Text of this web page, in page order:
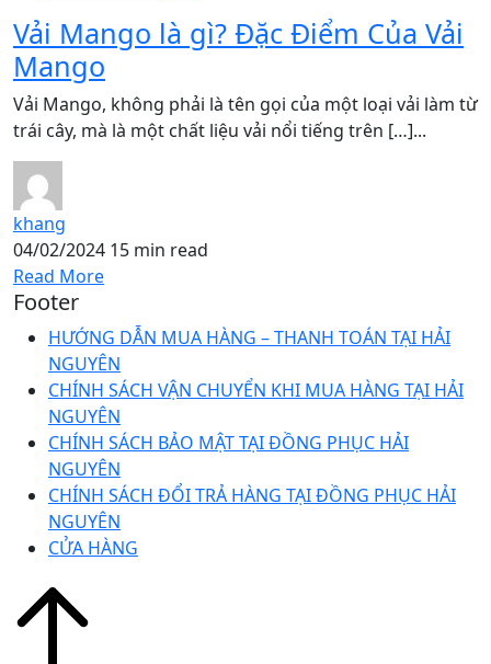
Vải Mango là gì? Đặc Điểm Của Vải
Mango
Vải Mango, không phải là tên gọi của một loại vải làm từ
trái cây, mà là một chất liệu vải nổi tiếng trên […]...
khang
04/02/2024 15 min read
Read More
Footer
HƯỚNG DẪN MUA HÀNG – THANH TOÁN TẠI HẢI
NGUYÊN
CHÍNH SÁCH VẬN CHUYỂN KHI MUA HÀNG TẠI HẢI
NGUYÊN
CHÍNH SÁCH BẢO MẬT TẠI ĐỒNG PHỤC HẢI
NGUYÊN
CHÍNH SÁCH ĐỔI TRẢ HÀNG TẠI ĐỒNG PHỤC HẢI
NGUYÊN
CỬA HÀNG